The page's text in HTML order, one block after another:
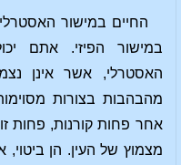
החיים במישור
במישור הפיזי. אתם
האסטרלי, אשר אינן
מהבהבות בצורות
אחר פחות קורנות, פחות
מצמוץ של העין. הן